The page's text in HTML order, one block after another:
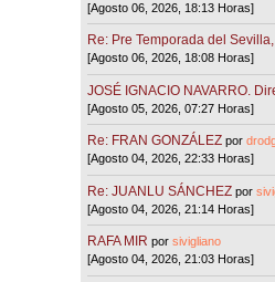
[Agosto 06, 2026, 18:13 Horas]
Re: Pre Temporada del
[Agosto 06, 2026, 18:08 Horas]
JOSÉ IGNACIO NAVARRO.
[Agosto 05, 2026, 07:27 Horas]
Re: FRAN GONZÁLEZ por
[Agosto 04, 2026, 22:33 Horas]
Re: JUANLU SÁNCHEZ por
[Agosto 04, 2026, 21:14 Horas]
RAFA MIR porsivigliano
[Agosto 04, 2026, 21:03 Horas]